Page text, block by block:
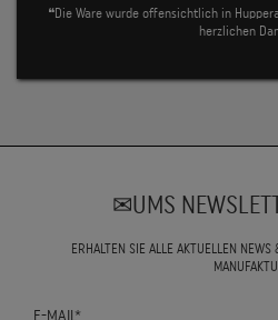
❝Die Ware wurde offensichtlich in
herzlichen
UMS
ERHALTEN SIE ALLE AKTUELLEN NEWS